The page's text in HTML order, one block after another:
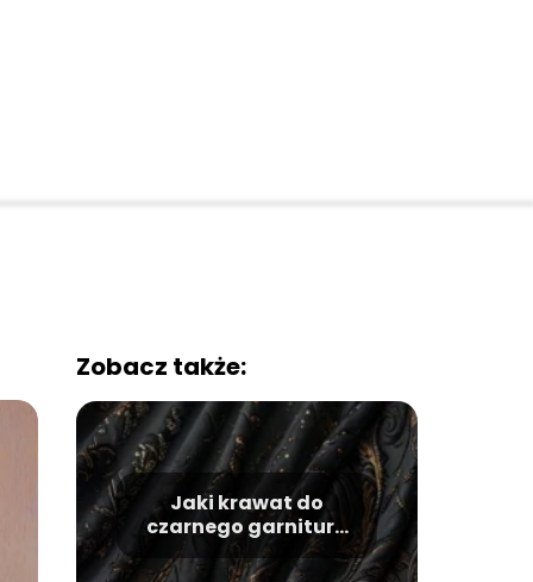
Zobacz także:
Jaki krawat do
czarnego garnituru
wybrać?